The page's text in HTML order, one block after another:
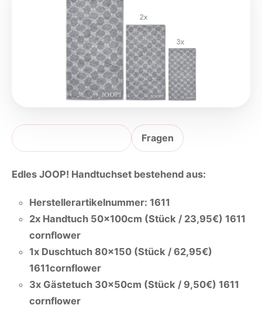
Fragen
Edles JOOP! Handtuchset bestehend aus:
Herstellerartikelnummer: 1611
2x Handtuch 50x100cm (Stück / 23,95€) 1611
cornflower
1x Duschtuch 80x150 (Stück / 62,95€)
1611cornflower
3x Gästetuch 30x50cm (Stück / 9,50€) 1611
cornflower